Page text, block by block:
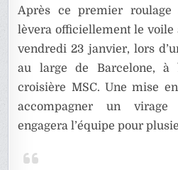
Après ce premier roulage
lèvera officiellement le voile
vendredi 23 janvier, lors
au large de Barcelone, à
croisière MSC. Une mise
accompagner un
engagera l’équipe pour